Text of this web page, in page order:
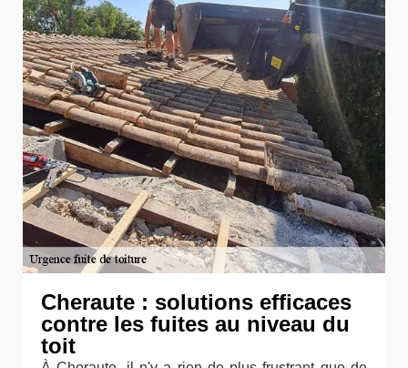
Cheraute : solutions efficaces
contre les fuites au niveau du
toit